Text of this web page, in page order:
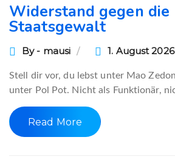
Widerstand gegen die
Staatsgewalt
By - mausi 1. August 2026
Stell dir vor, du lebst unter Mao
unter Pol Pot. Nicht als Funktionär,
Read More